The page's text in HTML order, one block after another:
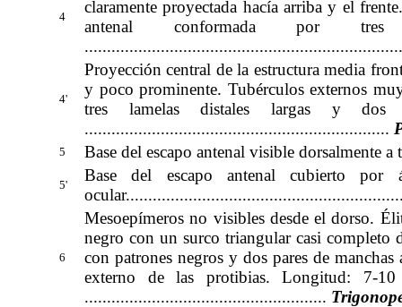
4
claramente proyectada hacía arriba y el
antenal conformada por
...............
4'
Proyección central de la estructura media
y poco prominente. Tubérculos externos
tres lamelas distales largas y dos
....................................................................
5 Base del escapo antenal visible dorsalmente
5'
Base del escapo antenal cubierto
ocular
6
Mesoepímeros no visibles desde el dorso.
negro con un surco triangular casi completo
con patrones negros y dos pares de
externo de las protibias. Longitud: 7-10
......................................................